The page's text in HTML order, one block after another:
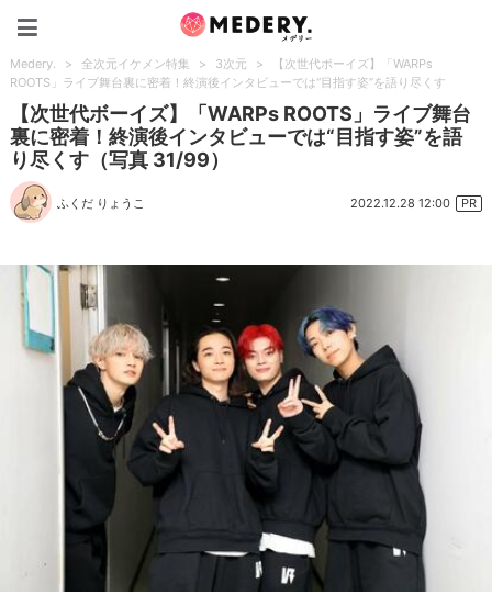
Medery. > 全次元イケメン特集 > 3次元 >
【次世代ボーイズ】「WARPs
ROOTS」ライブ舞台裏に密着！終演後インタビューでは“目指す姿”を語り尽くす
【次世代ボーイズ】「WARPs ROOTS」ライブ舞台
裏に密着！終演後インタビューでは“目指す姿”を語
り尽くす（写真 31/99）
ふくだ りょうこ 2022.12.28 12:00 PR